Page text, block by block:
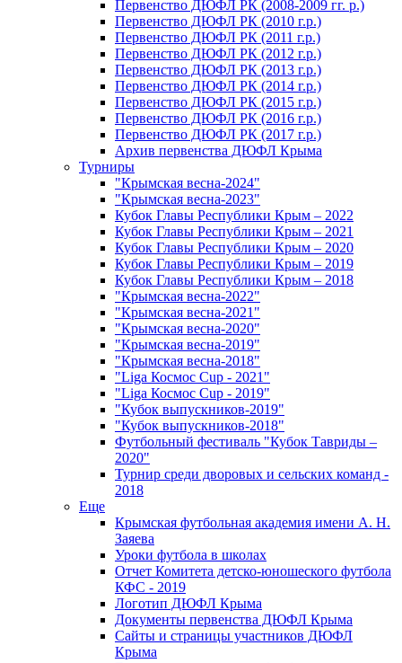
Первенство ДЮФЛ РК (2008-2009 гг. р.)
Первенство ДЮФЛ РК (2010 г.р.)
Первенство ДЮФЛ РК (2011 г.р.)
Первенство ДЮФЛ РК (2012 г.р.)
Первенство ДЮФЛ РК (2013 г.р.)
Первенство ДЮФЛ РК (2014 г.р.)
Первенство ДЮФЛ РК (2015 г.р.)
Первенство ДЮФЛ РК (2016 г.р.)
Первенство ДЮФЛ РК (2017 г.р.)
Архив первенства ДЮФЛ Крыма
Турниры
"Крымская весна-2024"
"Крымская весна-2023"
Кубок Главы Республики Крым – 2022
Кубок Главы Республики Крым – 2021
Кубок Главы Республики Крым – 2020
Кубок Главы Республики Крым – 2019
Кубок Главы Республики Крым – 2018
"Крымская весна-2022"
"Крымская весна-2021"
"Крымская весна-2020"
"Крымская весна-2019"
"Крымская весна-2018"
"Liga Космос Cup - 2021"
"Liga Космос Cup - 2019"
"Кубок выпускников-2019"
"Кубок выпускников-2018"
Футбольный фестиваль "Кубок Тавриды –
2020"
Турнир среди дворовых и сельских команд -
2018
Еще
Крымская футбольная академия имени А. Н.
Заяева
Уроки футбола в школах
Отчет Комитета детско-юношеского футбола
КФС - 2019
Логотип ДЮФЛ Крыма
Документы первенства ДЮФЛ Крыма
Сайты и страницы участников ДЮФЛ
Крыма